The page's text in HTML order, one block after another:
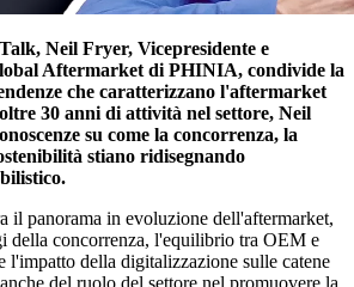
Neil Fryer, Vicepresidente e
Aftermarket di PHINIA, condivide la
che caratterizzano l'aftermarket
30 anni di attività nel settore, Neil
su come la concorrenza, la
stiano ridisegnando
il panorama in evoluzione dell'aftermarket,
della concorrenza, l'equilibrio tra OEM e
l'impatto della digitalizzazione sulle catene